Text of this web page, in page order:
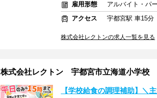
雇用形態
アルバイト・パ
アクセス
宇都宮駅 車15分
株式会社レクトンの求人一覧を見る
株式会社レクトン 宇都宮市立海道小学校
【学校給食の調理補助】＼